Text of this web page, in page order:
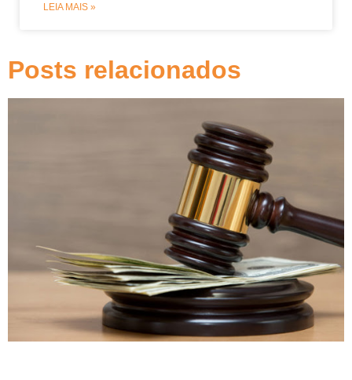
LEIA MAIS »
Posts relacionados